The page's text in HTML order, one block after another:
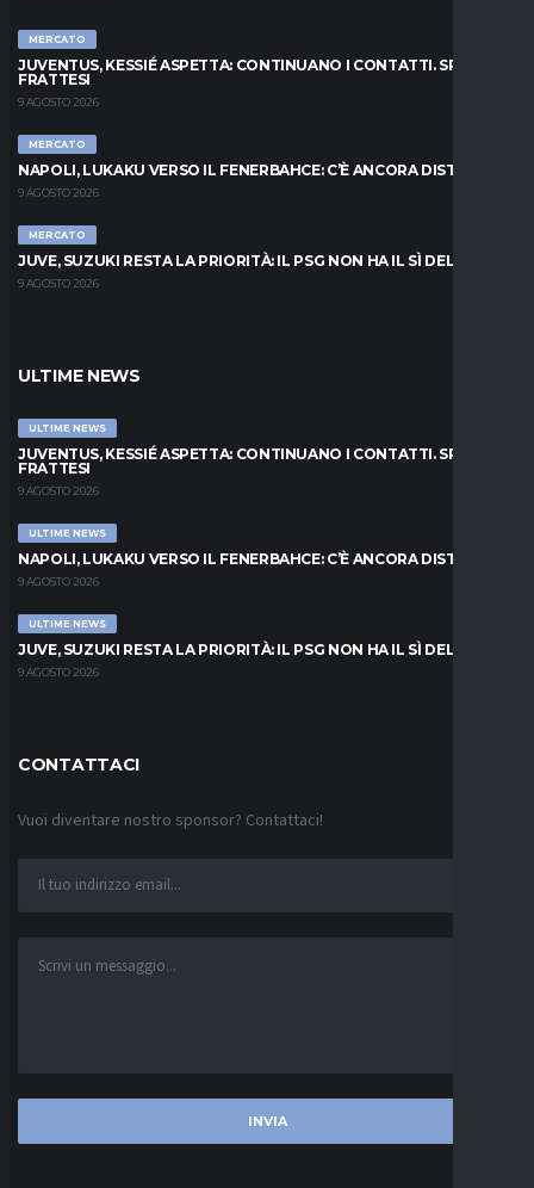
MERCATO
JUVENTUS, KESSIÉ ASPETTA: CONTINUANO I CONTATTI. SPUNTA
FRATTESI
9 AGOSTO 2026
MERCATO
NAPOLI, LUKAKU VERSO IL FENERBAHCE: C’È ANCORA DISTANZA
9 AGOSTO 2026
MERCATO
JUVE, SUZUKI RESTA LA PRIORITÀ: IL PSG NON HA IL SÌ DEL PARMA
9 AGOSTO 2026
ULTIME NEWS
ULTIME NEWS
JUVENTUS, KESSIÉ ASPETTA: CONTINUANO I CONTATTI. SPUNTA
FRATTESI
9 AGOSTO 2026
ULTIME NEWS
NAPOLI, LUKAKU VERSO IL FENERBAHCE: C’È ANCORA DISTANZA
9 AGOSTO 2026
ULTIME NEWS
JUVE, SUZUKI RESTA LA PRIORITÀ: IL PSG NON HA IL SÌ DEL PARMA
9 AGOSTO 2026
CONTATTACI
Vuoi diventare nostro sponsor? Contattaci!